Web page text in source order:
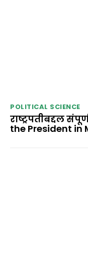
POLITICAL SCIENCE
राष्ट्रपतीबद्दल
the President in